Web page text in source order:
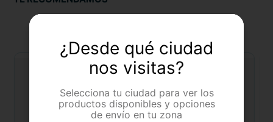
¿Desde qué ciudad
nos visitas?
Selecciona tu ciudad para ver los
productos disponibles y opciones
de envío en tu zona